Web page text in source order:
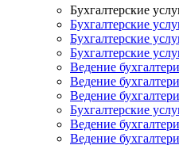
Бухгалтерские
Бухгалтерские
Бухгалтерские
Бухгалтерские
Ведение
Ведение
Ведение
Бухгалтерские
Ведение
Ведение